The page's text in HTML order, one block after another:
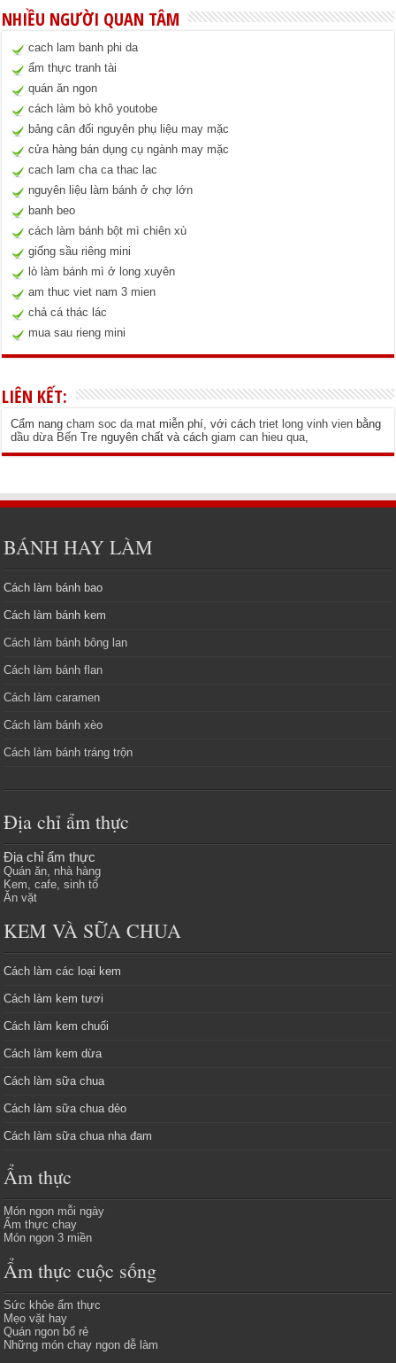
NHIỀU NGƯỜI QUAN TÂM
cach lam banh phi da
ẩm thực tranh tài
quán ăn ngon
cách làm bò khô youtobe
bảng cân đối nguyên phụ liệu may mặc
cửa hàng bán dụng cụ ngành may mặc
cach lam cha ca thac lac
nguyên liệu làm bánh ở chợ lớn
banh beo
cách làm bánh bột mì chiên xù
giống sầu riêng mini
lò làm bánh mì ở long xuyên
am thuc viet nam 3 mien
chả cá thác lác
mua sau rieng mini
LIÊN KẾT:
Cẩm nangcham soc da mat miễn phí, với cáchtriet long vinh vien bằng
dầu dừa Bến Tre nguyên chất và cáchgiam can hieu qua
BÁNH HAY LÀM
Cách làm bánh bao
Cách làm bánh kem
Cách làm bánh bông lan
Cách làm bánh flan
Cách làm caramen
Cách làm bánh xèo
Cách làm bánh tráng trộn
Địa chỉ ẩm thực
Địa chỉ ẩm thực
Quán ăn, nhà hàng
Kem, cafe, sinh tố
Ăn vặt
KEM VÀ SỮA CHUA
Cách làm các loại kem
Cách làm kem tươi
Cách làm kem chuối
Cách làm kem dừa
Cách làm sữa chua
Cách làm sữa chua dẻo
Cách làm sữa chua nha đam
Ẩm thực
Món ngon mỗi ngày
Ẩm thực chay
Món ngon 3 miền
Ẩm thực cuộc sống
Sức khỏe ẩm thực
Mẹo vặt hay
Quán ngon bổ rẻ
Những món chay ngon dễ làm